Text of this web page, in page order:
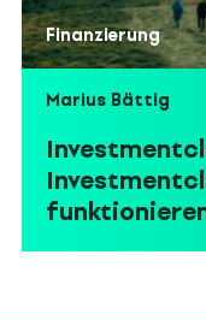
Finanzierung
Marius Bättig